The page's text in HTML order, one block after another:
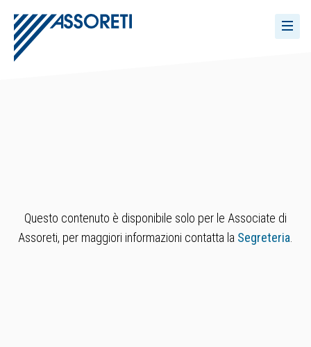
Questo contenuto è disponibile solo per le Associate di
Assoreti, per maggiori informazioni contatta la Segreteria